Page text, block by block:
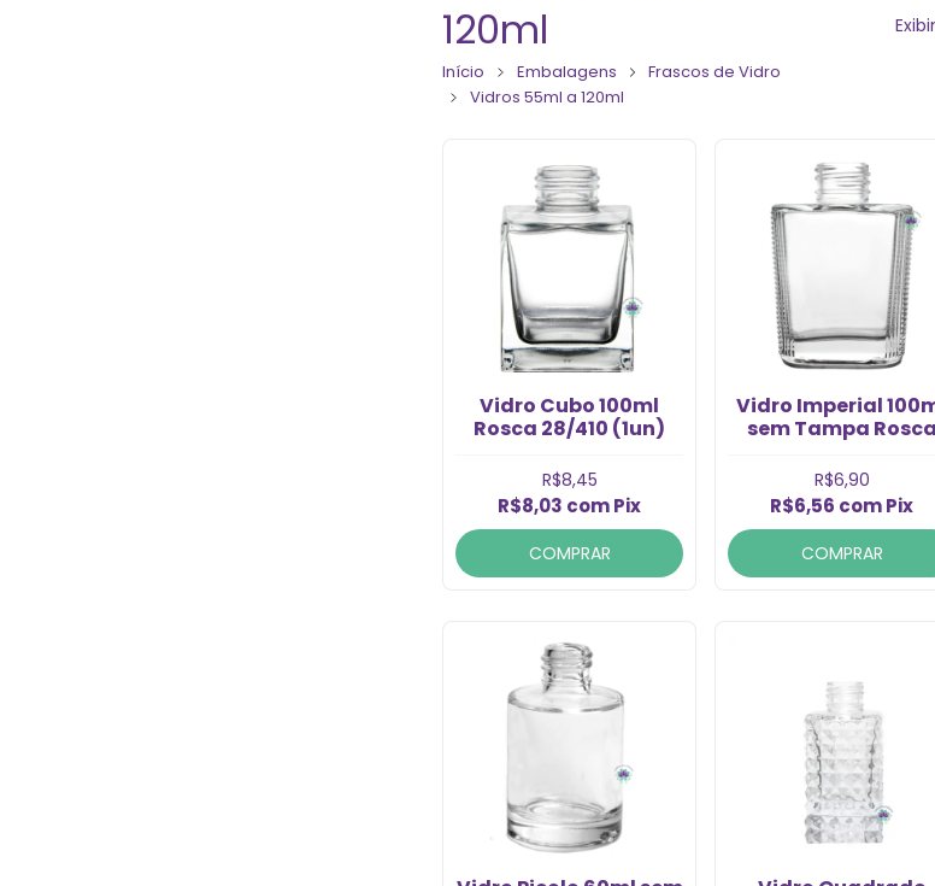
120ml
Início Embalagens
Frascos de Vidro
Vidros 55ml a 120ml
Vidro Cubo 100ml
Rosca 28/410 (1un)
R$8,45
R$8,03 comPix
COMPRAR
Vidro Imperial
sem Tampa Rosca
R$6,90
R$6,56 comPix
COMPRAR